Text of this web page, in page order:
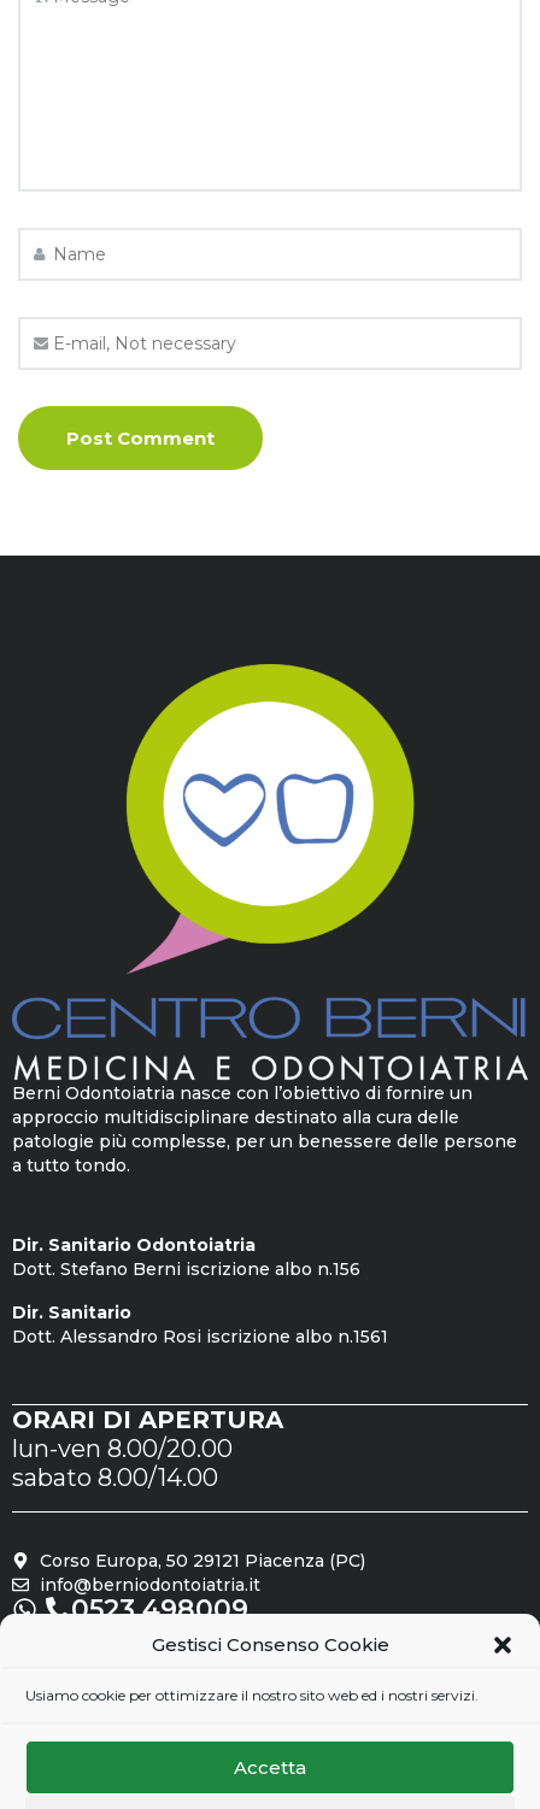
Gestisci Consenso Cookie
Usiamo cookie per ottimizzare il nostro sito web ed i nostri servizi.
Accetta
Berni Odontoiatria nasce con l’obiettivo di fornire un
approccio multidisciplinare destinato alla cura delle
patologie più complesse, per un benessere delle persone
a tutto tondo.
Dir. Sanitario Odontoiatria
Dott. Stefano Berni iscrizione albo n.156
Dir. Sanitario
Dott. Alessandro Rosi iscrizione albo n.1561
ORARI DI APERTURA
lun-ven 8.00/20.00
sabato 8.00/14.00
Corso Europa, 50 29121 Piacenza (PC)
info@berniodontoiatria.it
0523.498009